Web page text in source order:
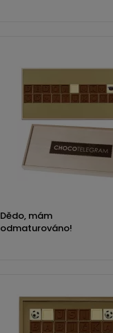
Dědo, mám
odmaturováno!